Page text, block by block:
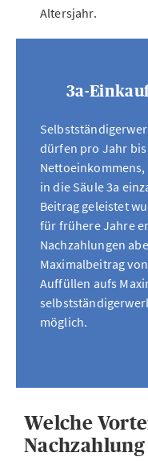
Altersjahr.
3a-
dürfen pro Jahr bis
Nettoeinkommens,
in die Säule 3a
Beitrag geleistet
für frühere Jahre
Nachzahlungen
Maximalbeitrag
Auffüllen aufs
möglich.
Welche
Nachzahlung